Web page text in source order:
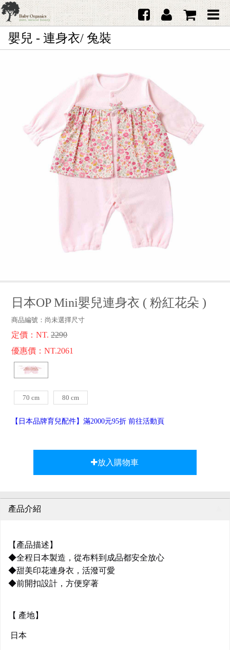
首頁
韓國Merebe寶寶配件
嬰兒
女生
嬰兒 - 連身衣/ 兔裝
日本OP Mini嬰兒連身衣 (粉紅花朵 )
商品編號： 尚未選擇尺寸
定價：NT.2290
優惠價：NT.2061
70 cm 80 cm
【日本品牌育兒配件】滿2000元95折 前往活動頁
放入購物車
產品介紹
【產品描述】
◆全程日本製造，從布料到成品都安全放心
◆甜美印花連身衣，活潑可愛
◆前開扣設計，方便穿著
【 產地】
日本